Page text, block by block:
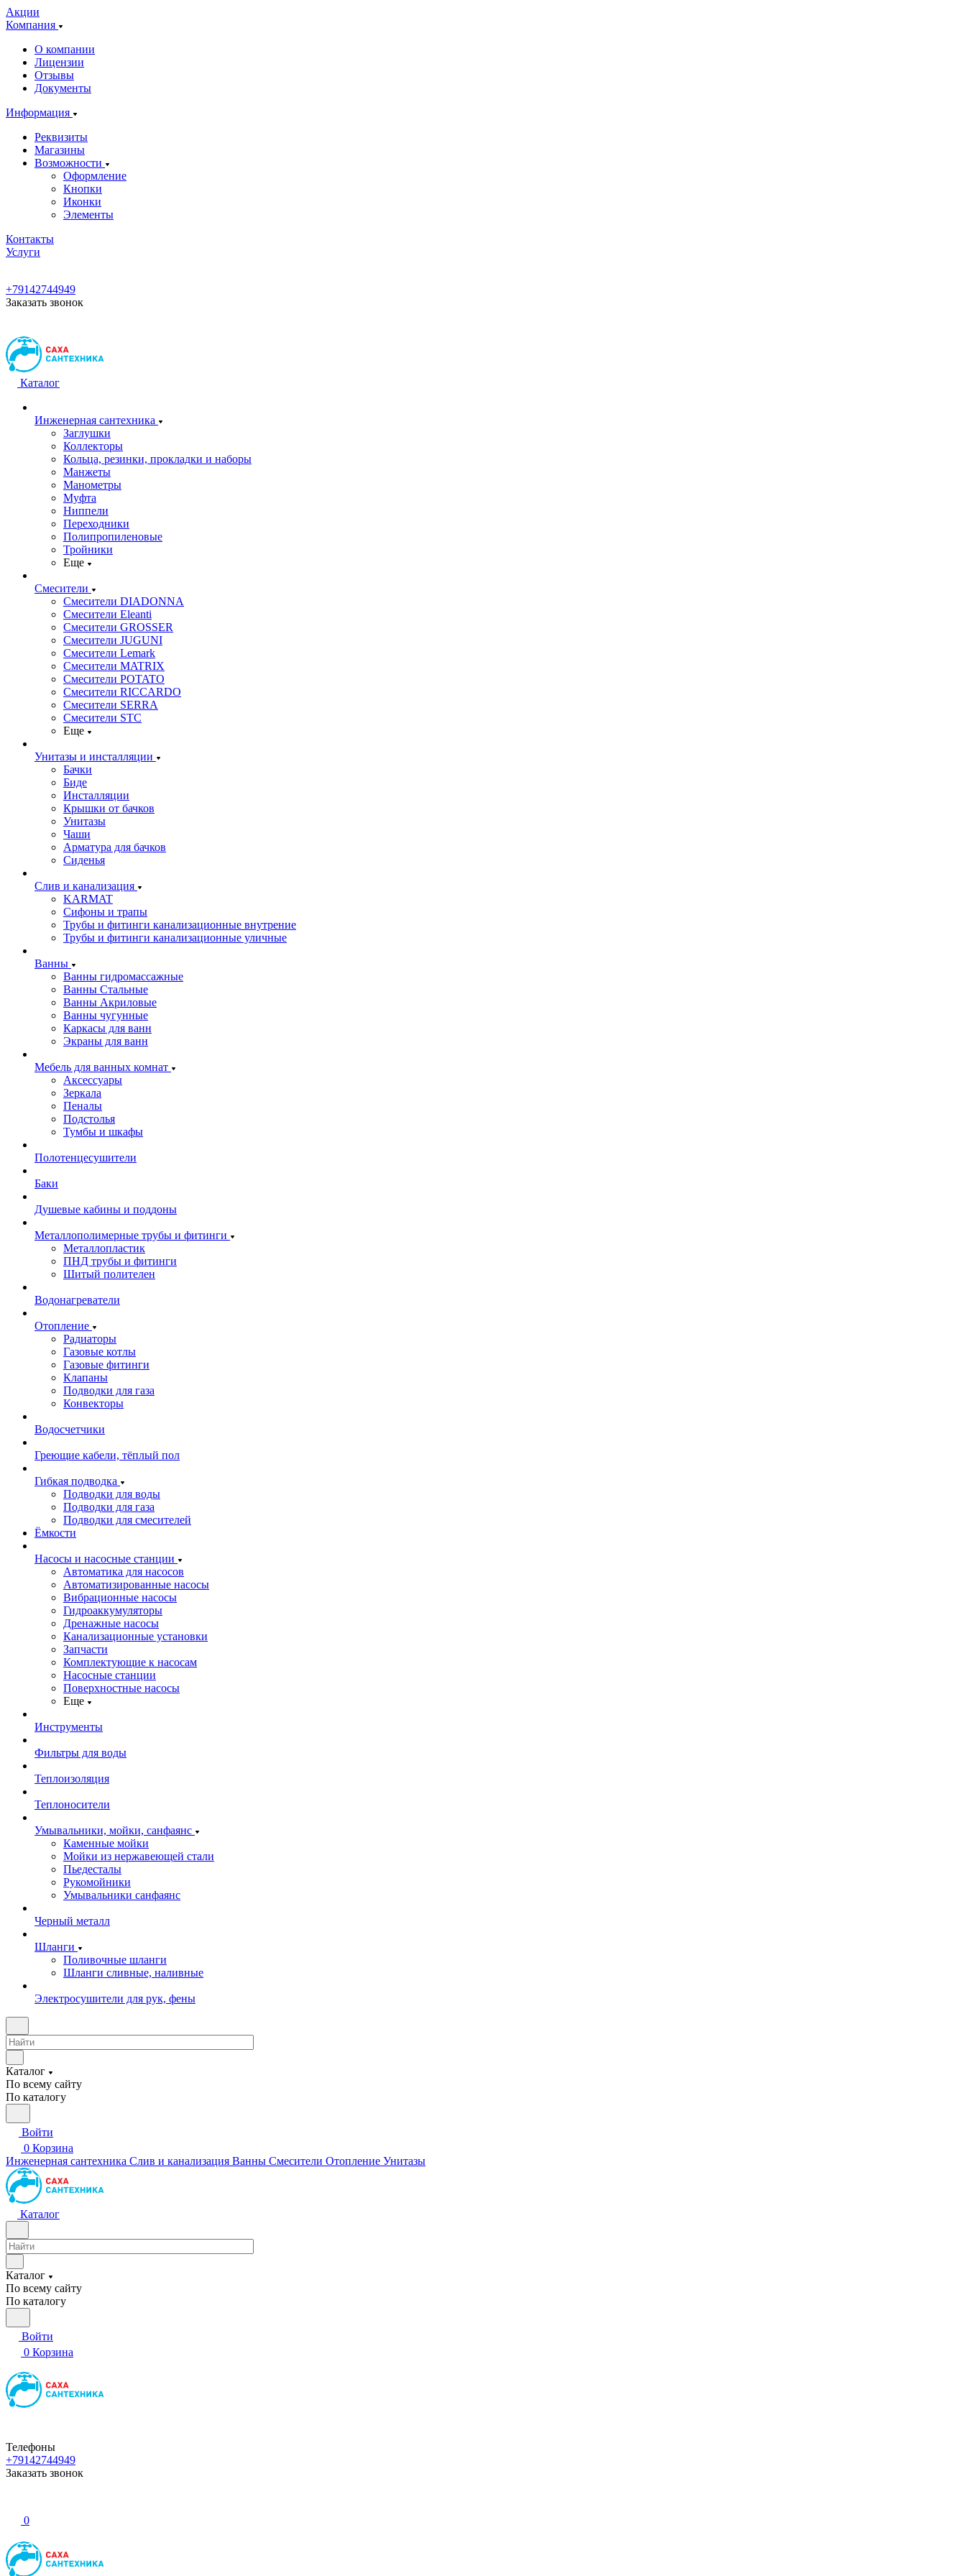
Акции
Компания
О компании
Лицензии
Отзывы
Документы
Информация
Реквизиты
Магазины
Возможности
Оформление
Кнопки
Иконки
Элементы
Контакты
Услуги
+79142744949
Заказать звонок
Каталог
Инженерная сантехника
Заглушки
Коллекторы
Кольца, резинки, прокладки и наборы
Манжеты
Манометры
Муфта
Ниппели
Переходники
Полипропиленовые
Тройники
Еще
Смесители
Смесители DIADONNA
Смесители Eleanti
Смесители GROSSER
Смесители JUGUNI
Смесители Lemark
Смесители MATRIX
Смесители POTATO
Смесители RICCARDO
Смесители SERRA
Смесители STC
Еще
Унитазы и инсталляции
Бачки
Биде
Инсталляции
Крышки от бачков
Унитазы
Чаши
Арматура для бачков
Сиденья
Слив и канализация
KARMAT
Сифоны и трапы
Трубы и фитинги канализационные внутрение
Трубы и фитинги канализационные уличные
Ванны
Ванны гидромассажные
Ванны Стальные
Ванны Акриловые
Ванны чугунные
Каркасы для ванн
Экраны для ванн
Мебель для ванных комнат
Аксессуары
Зеркала
Пеналы
Подстолья
Тумбы и шкафы
Полотенцесушители
Баки
Душевые кабины и поддоны
Металлополимерные трубы и фитинги
Металлопластик
ПНД трубы и фитинги
Шитый полителен
Водонагреватели
Отопление
Радиаторы
Газовые котлы
Газовые фитинги
Клапаны
Подводки для газа
Конвекторы
Водосчетчики
Греющие кабели, тёплый пол
Гибкая подводка
Подводки для воды
Подводки для газа
Подводки для смесителей
Ёмкости
Насосы и насосные станции
Автоматика для насосов
Автоматизированные насосы
Вибрационные насосы
Гидроаккумуляторы
Дренажные насосы
Канализационные установки
Запчасти
Комплектующие к насосам
Насосные станции
Поверхностные насосы
Еще
Инструменты
Фильтры для воды
Теплоизоляция
Теплоносители
Умывальники, мойки, санфаянс
Каменные мойки
Мойки из нержавеющей стали
Пьедесталы
Рукомойники
Умывальники санфаянс
Черный металл
Шланги
Поливочные шланги
Шланги сливные, наливные
Электросушители для рук, фены
Каталог
По всему сайту
По каталогу
Войти
0 Корзина
Инженерная сантехника Слив и канализация Ванны Смесители Отопление Унитазы
Каталог
Каталог
По всему сайту
По каталогу
Войти
0 Корзина
Телефоны
+79142744949
Заказать звонок
0